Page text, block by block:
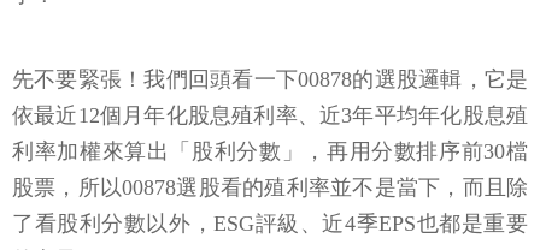
先不要緊張！我們回頭看一下00878的選股邏輯，它是
依最近12個月年化股息殖利率、近3年平均年化股息殖
利率加權來算出「股利分數」，再用分數排序前30檔
股票，所以00878選股看的殖利率並不是當下，而且除
了看股利分數以外，ESG評級、近4季EPS也都是重要